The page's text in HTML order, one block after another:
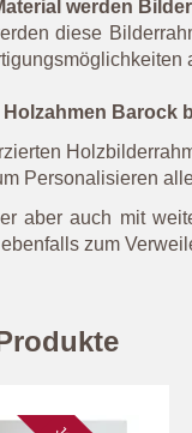
werden
diese
Barock
Personalisieren
aber auch mit
zum